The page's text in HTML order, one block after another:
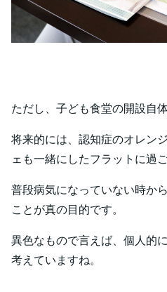
ただし、子ども食堂の開設自
将来的には、認知症のオレン
ェも一緒にしたフラットに過
普段病気になっていない時か
ことが真の目的です。
異色なもので言えば、個人的
考えていますね。